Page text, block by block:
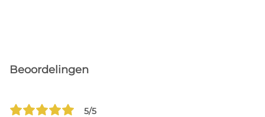
Beoordelingen
5/5